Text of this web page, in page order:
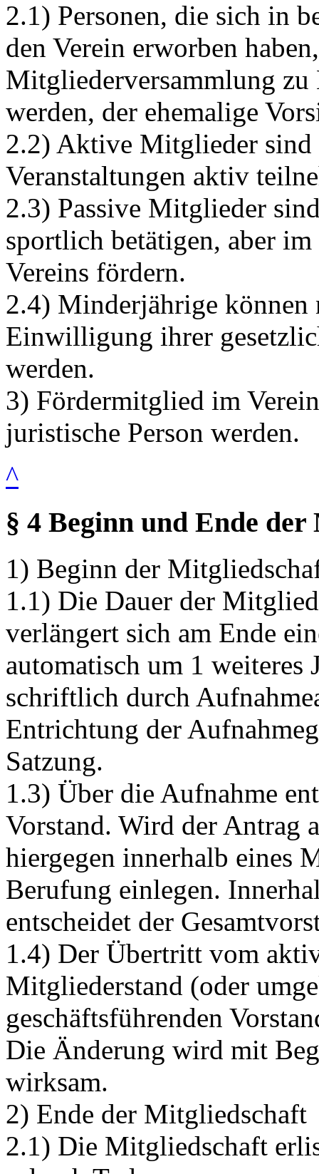
2.1) Personen, die sich in
den Verein erworben
Mitgliederversammlung
werden, der ehemalige
2.2) Aktive Mitglieder
Veranstaltungen aktiv
2.3) Passive Mitglieder
sportlich betätigen, aber
Vereins fördern.
2.4) Minderjährige
Einwilligung ihrer
werden.
3) Fördermitglied im
juristische Person werden.
^
§ 4 Beginn und Ende
1) Beginn der
1.1) Die Dauer der
verlängert sich am Ende
automatisch um 1
schriftlich durch
Entrichtung der
Satzung.
1.3) Über die Aufnahme
Vorstand. Wird der Antrag
hiergegen innerhalb eines
Berufung einlegen.
entscheidet der
1.4) Der Übertritt vom
Mitgliederstand (oder
geschäftsführenden
Die Änderung wird mit
wirksam.
2) Ende der Mitgliedschaft
2.1) Die Mitgliedschaft